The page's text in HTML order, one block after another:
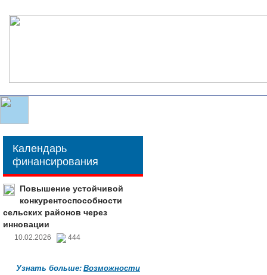
Календарь
финансирования
Повышение устойчивой
конкурентоспособности
сельских районов через
инновации
10.02.2026 444
Узнать больше: Возможности